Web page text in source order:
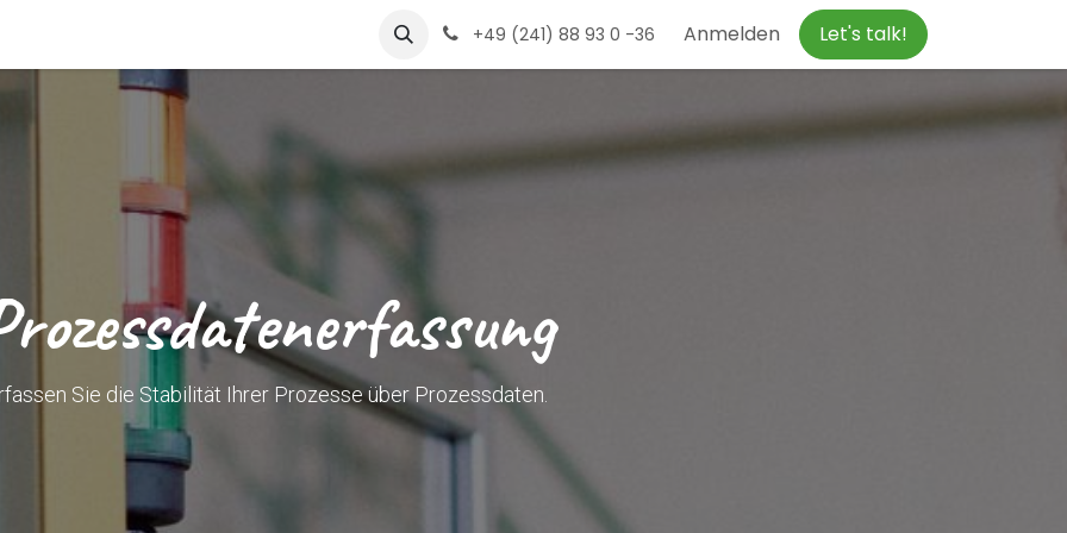
+49 (241) 88 93 0 -36 Anmelden Let's talk!
Sie die Stabilität Ihrer Prozesse über Prozessdaten.